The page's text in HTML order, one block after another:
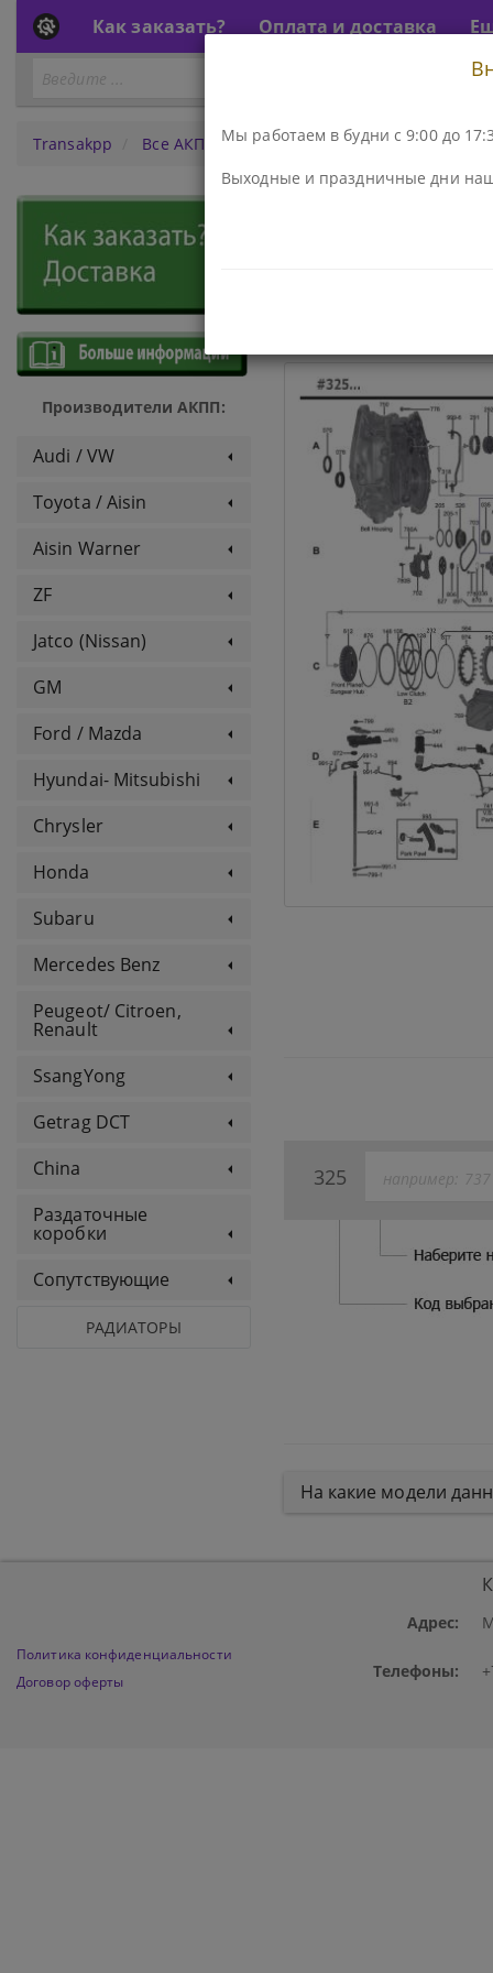
Как заказать? Оплата и доставка
Transakpp Все АКПП JF015E, RE0F11A (CVT)
Производители АКПП:
Audi / VW
Toyota / Aisin
Aisin Warner
ZF
Jatco (Nissan)
GM
Ford / Mazda
Hyundai- Mitsubishi
Chrysler
Honda
Subaru
Mercedes Benz
Peugeot/ Citroen,
Renault
SsangYong
Getrag DCT
China
Раздаточные
коробки
Сопутствующие
РАДИАТОРЫ
325
На какие модели
Мы работаем в будни с 9:00 до
Выходные и праздничные дни
Политика конфиденциальности
Договор оферты
Адрес:
Телефоны: